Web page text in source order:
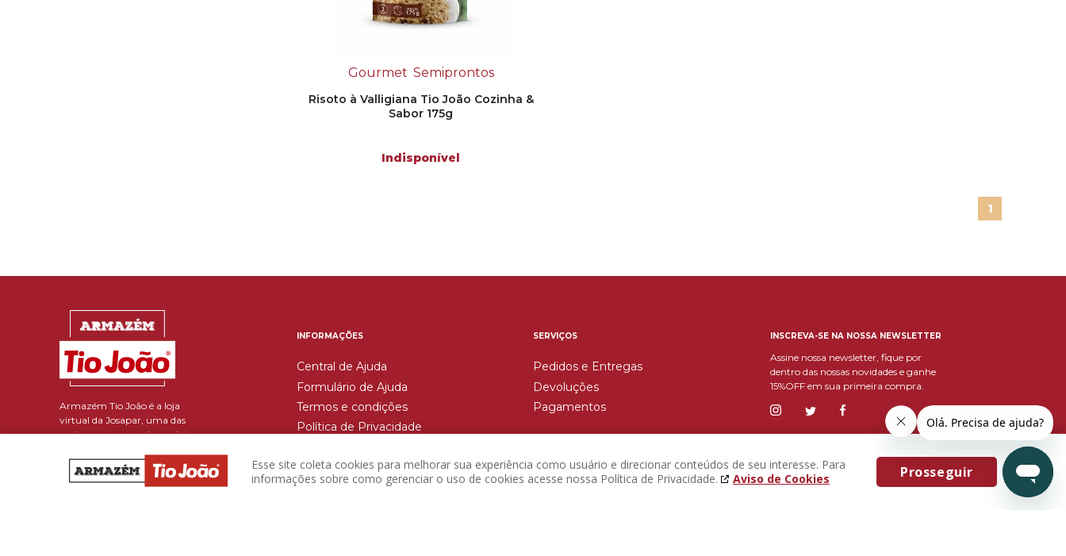
Gourmet Semiprontos
Risoto à Valligiana Tio João Cozinha &
Sabor 175g
Indisponível
1
Armazém Tio João é a loja
virtual da Josapar, uma das
maiores empresas de produtos
beneficia mais de 486 mil
toneladas de grãos por ano.
Reponha seus produtos com
INFORMAÇÕES
Central de Ajuda
Formulário de Ajuda
Termos e condições
Política de Privacidade
SERVIÇOS
Pedidos e Entregas
Devoluções
Pagamentos
INSCREVA-SE NA NOSSA NEWSLETTER
Assine nossa newsletter, fique por
dentro das nossas novidades e ganhe
15%OFF em sua primeira compra.
Esse site coleta cookies para melhorar sua experiência como usuário e direcionar conteúdos de seu interesse. Para
informações sobre como gerenciar o uso de cookies acesse nossa Política de Privacidade.
Aviso de Cookies Prosseguir